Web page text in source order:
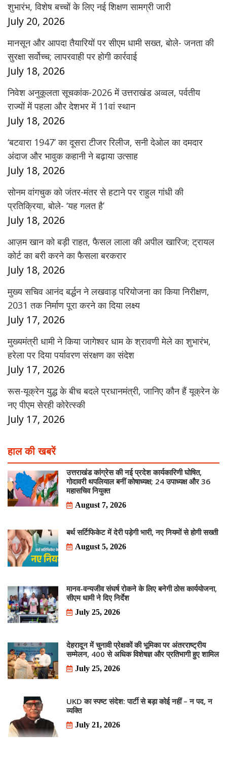
शुभारंभ, विशेष बच्चों के लिए नई शिक्षण सामग्री जारी
July 20, 2026
मानसून और आपदा तैयारियों पर सीएम धामी सख्त, बोले- जनता की
सुरक्षा सर्वोच्च; लापरवाही पर होगी कार्रवाई
July 18, 2026
निवेश अनुकूलता सूचकांक-2026 में उत्तराखंड अव्वल, पर्वतीय
राज्यों में पहला और देशभर में 11वां स्थान
July 18, 2026
‘बटवारा 1947’ का दूसरा टीजर रिलीज, सनी देओल का दमदार
अंदाज और भावुक कहानी ने बढ़ाया उत्साह
July 18, 2026
सोनम वांगचुक को जंतर-मंतर से हटाने पर राहुल गांधी की
प्रतिक्रिया, बोले- ‘यह गलत है’
July 18, 2026
आज़म खान को बड़ी राहत, फैसल लाला की अपील खारिज; ट्रायल
कोर्ट का बरी करने का फैसला बरकरार
July 18, 2026
मुख्य सचिव आनंद बर्द्धन ने लखवाड़ परियोजना का किया निरीक्षण,
2031 तक निर्माण पूरा करने का दिया लक्ष्य
July 17, 2026
मुख्यमंत्री धामी ने किया जागेश्वर धाम के श्रावणी मेले का शुभारंभ,
हरेला पर दिया पर्यावरण संरक्षण का संदेश
July 17, 2026
रूस-यूक्रेन युद्ध के बीच बदले प्रधानमंत्री, जानिए कौन हैं यूक्रेन के
नए पीएम सेरही कोरेत्स्की
July 17, 2026
हाल की खबरें
उत्तराखंड कांग्रेस की नई प्रदेश कार्यकारिणी घोषित,
गोदावरी थपलियाल बनीं कोषाध्यक्ष; 24 उपाध्यक्ष और 36
महासचिव नियुक्त
August 7, 2026
बर्थ सर्टिफिकेट में देरी पड़ेगी भारी, नए नियमों से होगी सख्ती
August 5, 2026
मानव-वन्यजीव संघर्ष रोकने के लिए बनेगी ठोस कार्ययोजना,
सीएम धामी ने दिए निर्देश
July 25, 2026
देहरादून में चुनावी प्रेक्षकों की भूमिका पर अंतरराष्ट्रीय
सम्मेलन, 400 से अधिक विशेषज्ञ और प्रतिभागी हुए शामिल
July 25, 2026
UKD का स्पष्ट संदेश: पार्टी से बड़ा कोई नहीं – न पद, न
व्यक्ति
July 21, 2026